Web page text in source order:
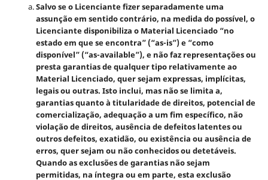
Salvo se o Licenciante fizer separadamente uma
assunção em sentido contrário, na medida do possível, o
Licenciante disponibiliza o Material Licenciado “no
estado em que se encontra” (“as-is”) e “como
disponível” (“as-available”), e não faz representações ou
presta garantias de qualquer tipo relativamente ao
Material Licenciado, quer sejam expressas, implícitas,
legais ou outras. Isto inclui, mas não se limita a,
garantias quanto à titularidade de direitos, potencial de
comercialização, adequação a um fim específico, não
violação de direitos, ausência de defeitos latentes ou
outros defeitos, exatidão, ou existência ou ausência de
erros, quer sejam ou não conhecidos ou detetáveis.
Quando as exclusões de garantias não sejam
permitidas, na íntegra ou em parte, esta exclusão